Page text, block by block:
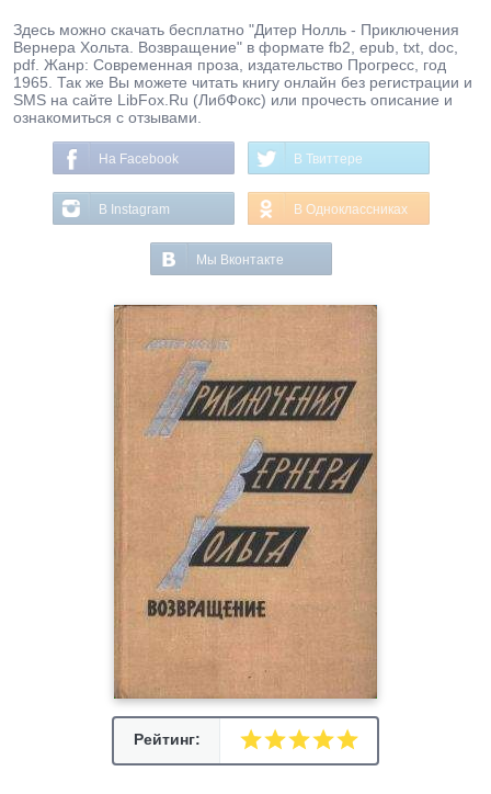
Здесь можно скачать бесплатно "Дитер Нолль - Приключения
Вернера Хольта. Возвращение" в формате fb2, epub, txt, doc,
pdf. Жанр: Современная проза, издательство Прогресс, год
1965. Так же Вы можете читать книгу онлайн без регистрации и
SMS на сайте LibFox.Ru (ЛибФокс) или прочесть описание и
ознакомиться с отзывами.
На Facebook В Твиттере
В Instagram В Одноклассниках
Мы Вконтакте
Рейтинг: